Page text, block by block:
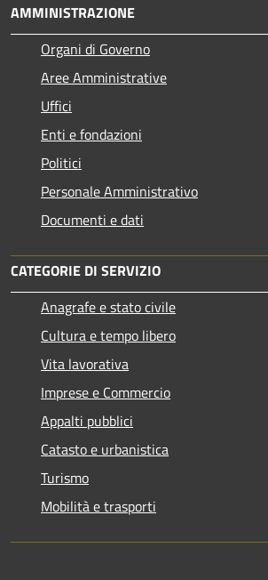
AMMINISTRAZIONE
Organi di Governo
Aree Amministrative
Uffici
Enti e fondazioni
Politici
Personale Amministrativo
Documenti e dati
CATEGORIE DI SERVIZIO
Anagrafe e stato civile
Cultura e tempo libero
Vita lavorativa
Imprese e Commercio
Appalti pubblici
Catasto e urbanistica
Turismo
Mobilità e trasporti